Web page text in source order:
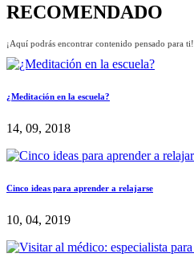
RECOMENDADO
¡Aquí podrás encontrar contenido pensado para ti!
¿Meditación en la escuela?
14, 09, 2018
Cinco ideas para aprender a relajarse
10, 04, 2019